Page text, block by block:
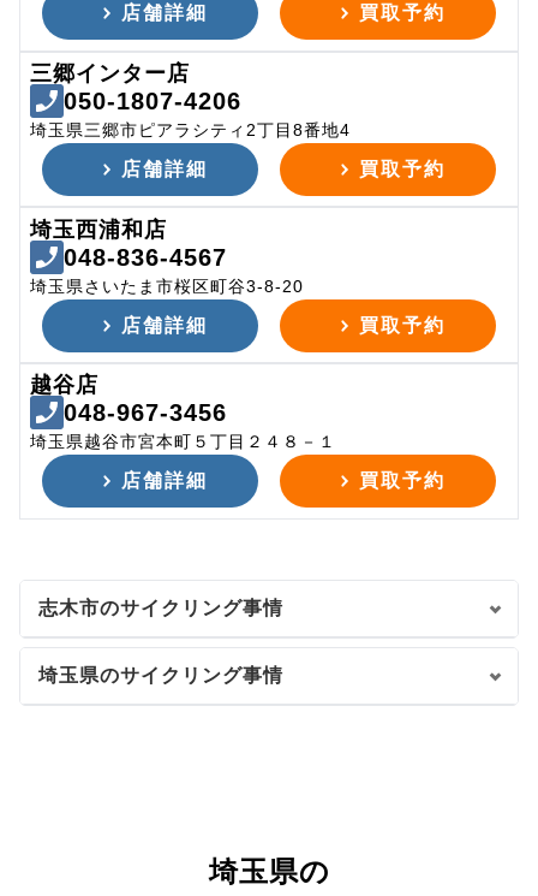
店舗詳細 買取予約
三郷インター店
050-1807-4206
埼玉県三郷市ピアラシティ2丁目8番地4
店舗詳細 買取予約
埼玉西浦和店
048-836-4567
埼玉県さいたま市桜区町谷3-8-20
店舗詳細 買取予約
越谷店
048-967-3456
埼玉県越谷市宮本町５丁目２４８－１
店舗詳細 買取予約
志木市のサイクリング事情
埼玉県のサイクリング事情
埼玉県の